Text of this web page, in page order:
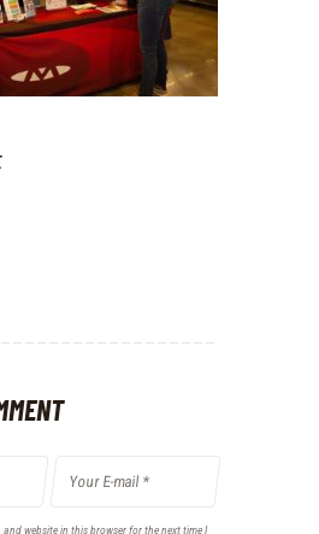
and website in this browser for the next time I